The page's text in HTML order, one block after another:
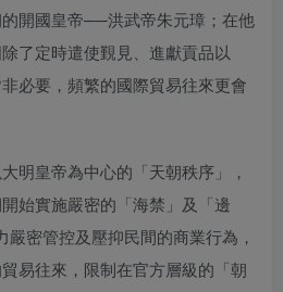
開國皇帝──洪武帝朱元璋；在他
了定時遣使覲見、進獻貢品以
必要，頻繁的國際貿易往來更會
明皇帝為中心的「天朝秩序」，
始實施嚴密的「海禁」及「邊
密管控及壓抑民間的商業行為，
易往來，限制在官方層級的「朝